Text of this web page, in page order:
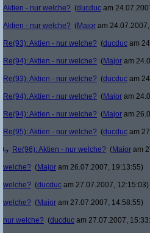
Aktien - nur welche? (ducduc am
Aktien - nur welche? (Major am
Re(93): Aktien - nur welche? (ducduc am
Re(94): Aktien - nur welche? (Major am
Re(93): Aktien - nur welche? (ducduc am
Re(94): Aktien - nur welche? (Major am
Re(94): Aktien - nur welche? (Major am
Re(95): Aktien - nur welche? (ducduc am
Re(96): Aktien - nur welche? (Major am
welche? (Major am 26.07.2007, 19:13:55)
welche? (ducduc am 27.07.2007, 12:15:03)
welche? (Major am 27.07.2007, 14:58:55)
nur welche? (ducduc am 27.07.2007,